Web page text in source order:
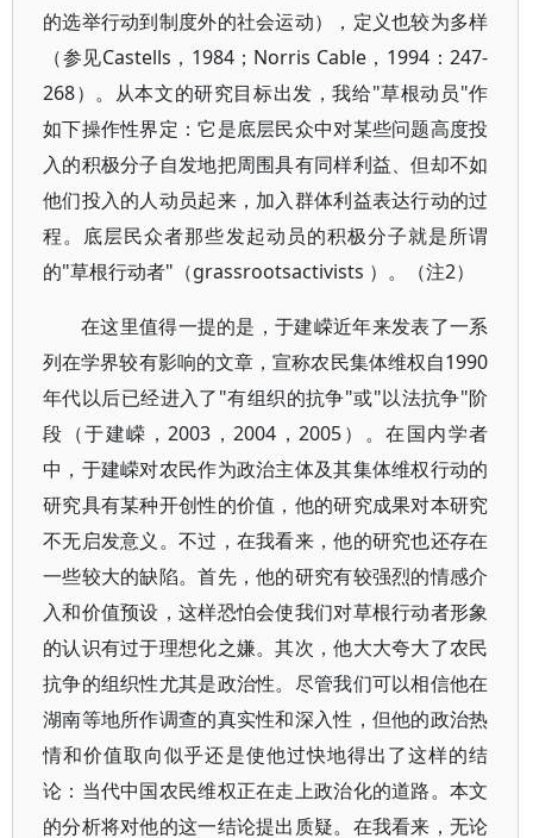
的选举行动到制度外的社会运动），定义也较为多样
（参见Castells，1984；Norris Cable，1994：247-
268）。从本文的研究目标出发，我给"草根动员"作
如下操作性界定：它是底层民众中对某些问题高度投
入的积极分子自发地把周围具有同样利益、但却不如
他们投入的人动员起来，加入群体利益表达行动的过
程。底层民众者那些发起动员的积极分子就是所谓
的"草根行动者"（grassrootsactivists ）。（注2）
在这里值得一提的是，于建嵘近年来发表了一系
列在学界较有影响的文章，宣称农民集体维权自1990
年代以后已经进入了"有组织的抗争"或"以法抗争"阶
段（于建嵘，2003，2004，2005）。在国内学者
中，于建嵘对农民作为政治主体及其集体维权行动的
研究具有某种开创性的价值，他的研究成果对本研究
不无启发意义。不过，在我看来，他的研究也还存在
一些较大的缺陷。首先，他的研究有较强烈的情感介
入和价值预设，这样恐怕会使我们对草根行动者形象
的认识有过于理想化之嫌。其次，他大大夸大了农民
抗争的组织性尤其是政治性。尽管我们可以相信他在
湖南等地所作调查的真实性和深入性，但他的政治热
情和价值取向似乎还是使他过快地得出了这样的结
论：当代中国农民维权正在走上政治化的道路。本文
的分析将对他的这一结论提出质疑。在我看来，无论